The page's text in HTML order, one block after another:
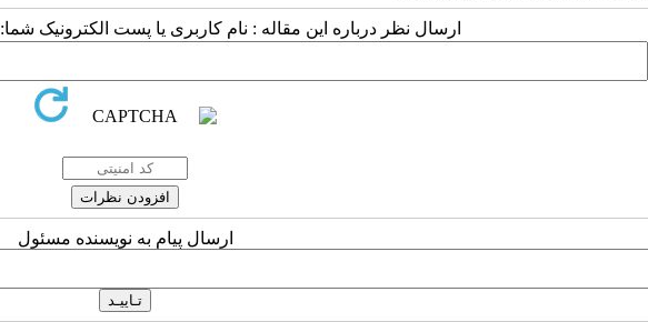
ارسال نظر درباره این مقاله : نام کاربری یا پست الکترونیک شما:
ارسال پیام به نویسنده مسئول